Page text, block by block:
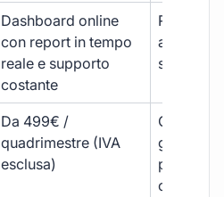
Dashboard online
con report in tempo
reale e supporto
costante
Report
sporadici
Da 499€ /
quadrimestre (IVA
esclusa)
Costi
più
ogni